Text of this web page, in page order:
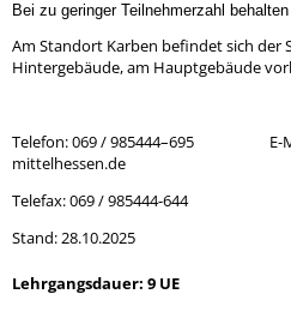
Bei zu geringer Teilnehmerzahl
Am Standort Karben befindet sich der
Hintergebäude, am Hauptgebäude
Telefon: 069 / 985444–695 E-
mittelhessen.de
Telefax: 069 / 985444-644
Stand: 28.10.2025
Lehrgangsdauer: 9 UE